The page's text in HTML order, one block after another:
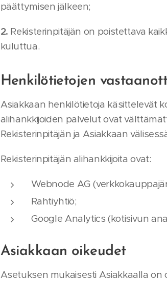
päättymisen jälkeen;
2. Rekisterinpitäjän on poistettava
kuluttua.
Henkilötietojen
Asiakkaan henkilötietoja käsittelevät
alihankkijoiden palvelut ovat
Rekisterinpitäjän ja Asiakkaan
Rekisterinpitäjän alihankkijoita ovat:
Webnode AG
Rahtiyhtiö;
Google Analytics (kotisivun
Asiakkaan oikeudet
Asetuksen mukaisesti Asiakkaalla on